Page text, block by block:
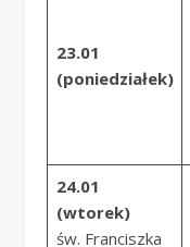
23.01
(poniedziałek)
24.01
(wtorek)
św. Franciszka